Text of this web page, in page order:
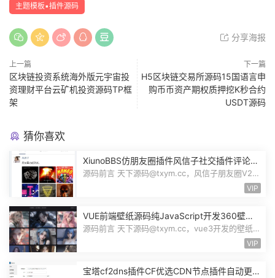
主题模板▪插件源码
分享海报
上一篇
区块链投资系统海外版元宇宙投
资理财平台云矿机投资源码TP框
架
下一篇
H5区块链交易所源码15国语言申
购币币资产期权质押挖K秒合约
USDT源码
猜你喜欢
XiunoBBS仿朋友圈插件风信子社交插件评论回
复点赞互动自适应源码修罗论坛fxz_friends
源码前言 天下源码@txym.cc，风信子朋友圈V2.0
VIP
VUE前端壁纸源码纯JavaScript开发360壁纸
接口wallpaper模板无后台源码奇风壁纸
源码前言 天下源码@txym.cc，vue3开发的壁纸网
VIP
宝塔cf2dns插件CF优选CDN节点插件自动更新